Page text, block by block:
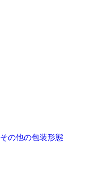
その他の包装形態